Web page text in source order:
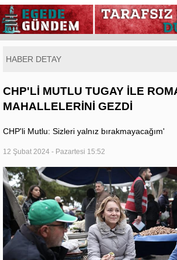
HABER DETAY
CHP'Lİ MUTLU TUGAY İLE
MAHALLELERİNİ GEZDİ
CHP'li Mutlu: Sizleri yalnız bırakmayacağım'
12 Şubat 2024 - Pazartesi 15:52